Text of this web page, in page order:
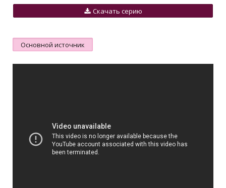
Скачать серию
Основной источник